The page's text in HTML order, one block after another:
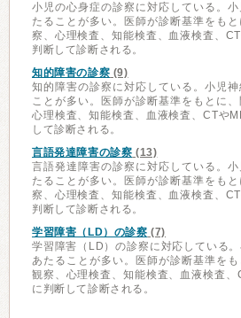
小児の心身症の診察に対応している。
たることが多い。医師が診断基準をも
察、心理検査、知能検査、血液検査、
判断して診断される。
知的障害の診察 (9)
知的障害の診察に対応している。小児
ことが多い。医師が診断基準をもとに、
心理検査、知能検査、血液検査、CTや
して診断される。
言語発達障害の診察 (13)
言語発達障害の診察に対応している。
たることが多い。医師が診断基準をも
察、心理検査、知能検査、血液検査、
判断して診断される。
学習障害（LD）の診察 (7)
学習障害（LD）の診察に対応している
あたることが多い。医師が診断基準を
観察、心理検査、知能検査、血液検査
に判断して診断される。